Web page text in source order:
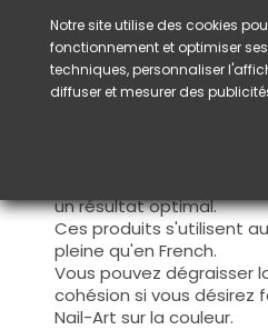
Cette couleur s'applique
manière fine, sur la base
nécessaire de dégraisser
cohésion) ou sur la
Ce produit s'applique en
fermez le bord libre à la
appliquez la deuxième
un résultat optimal.
Ces produits s'utilisent
pleine qu'en French.
Vous pouvez dégraisser
cohésion si vous désirez
Nail-Art sur la couleur.
Notre site utilise des cookies
fonctionnement et optimiser
techniques, personnaliser
diffuser et mesurer des